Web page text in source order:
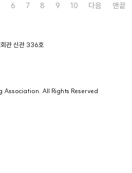
6 7 8 9 10 다음 맨끝
관 신관 336호
All Rights Reserved